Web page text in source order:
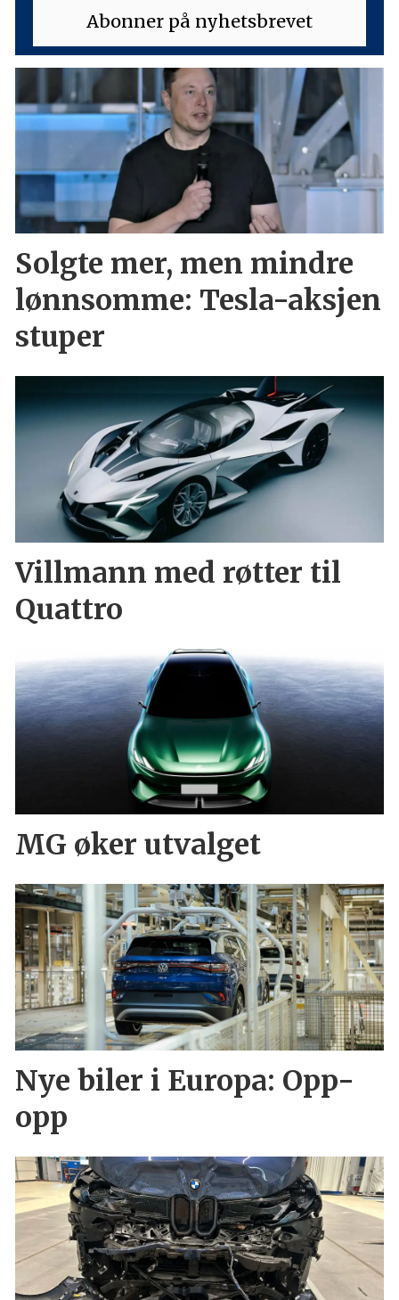
Solgte mer, men mindre
lønnsomme: Tesla-aksjen
stuper
Villmann med røtter til
Quattro
MG øker utvalget
Nye biler i Europa: Opp-
opp